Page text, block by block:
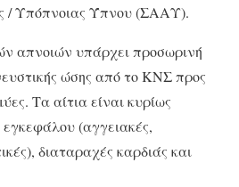
/ Υπόπνοιας Ύπνου (ΣΑΑΥ).
απνοιών υπάρχει προσωρινή
ώσης από το ΚΝΣ προς
Τα αίτια είναι κυρίως
(αγγειακές,
διαταραχές καρδιάς και